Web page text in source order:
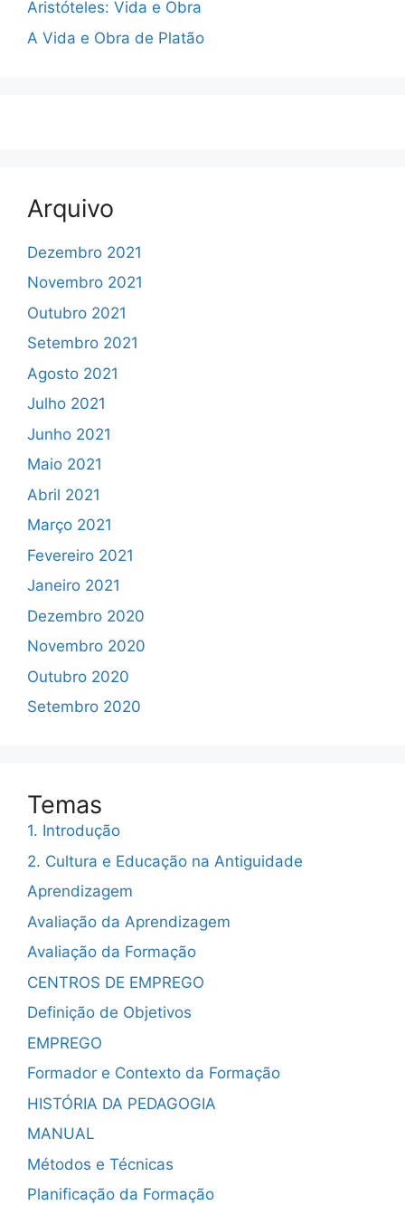
Aristóteles: Vida e Obra
A Vida e Obra de Platão
Arquivo
Dezembro 2021
Novembro 2021
Outubro 2021
Setembro 2021
Agosto 2021
Julho 2021
Junho 2021
Maio 2021
Abril 2021
Março 2021
Fevereiro 2021
Janeiro 2021
Dezembro 2020
Novembro 2020
Outubro 2020
Setembro 2020
Temas
1. Introdução
2. Cultura e Educação na Antiguidade
Aprendizagem
Avaliação da Aprendizagem
Avaliação da Formação
CENTROS DE EMPREGO
Definição de Objetivos
EMPREGO
Formador e Contexto da Formação
HISTÓRIA DA PEDAGOGIA
MANUAL
Métodos e Técnicas
Planificação da Formação